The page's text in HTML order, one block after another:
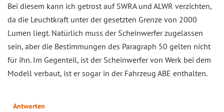
Bei diesem kann ich getrost auf SWRA und ALWR verzichten,
da die Leuchtkraft unter der gesetzten Grenze von 2000
Lumen liegt. Natürlich muss der Scheinwerfer zugelassen
sein, aber die Bestimmungen des Paragraph 50 gelten nicht
für ihn. Im Gegenteil, ist der Scheinwerfer von Werk bei dem
Modell verbaut, ist er sogar in der Fahrzeug ABE enthalten.
Antworten